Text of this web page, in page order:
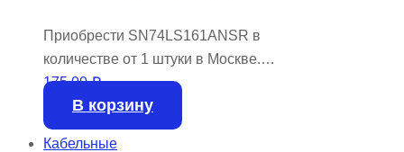
Приобрести SN74LS161ANSR в
количестве от 1 штуки в Москве.
Производитель – TEXAS
INSTRUMENTS. В наличии на складе
3463 единицы.
175,00₽
В корзину
Кабельные